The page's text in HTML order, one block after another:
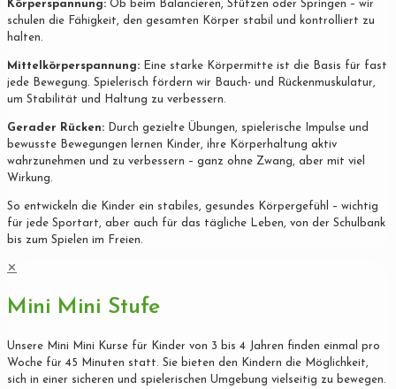
Körperspannung: Ob beim Balancieren, Stützen oder Springen – wir
schulen die Fähigkeit, den gesamten Körper stabil und kontrolliert zu
halten.
Mittelkörperspannung: Eine starke Körpermitte ist die Basis für fast
jede Bewegung. Spielerisch fördern wir Bauch- und Rückenmuskulatur,
um Stabilität und Haltung zu verbessern.
Gerader Rücken: Durch gezielte Übungen, spielerische Impulse und
bewusste Bewegungen lernen Kinder, ihre Körperhaltung aktiv
wahrzunehmen und zu verbessern – ganz ohne Zwang, aber mit viel
Wirkung.
So entwickeln die Kinder ein stabiles, gesundes Körpergefühl – wichtig
für jede Sportart, aber auch für das tägliche Leben, von der Schulbank
bis zum Spielen im Freien.
✕
Mini Mini Stufe
Unsere Mini Mini Kurse für Kinder von 3 bis 4 Jahren finden einmal pro
Woche für 45 Minuten statt. Sie bieten den Kindern die Möglichkeit,
sich in einer sicheren und spielerischen Umgebung vielseitig zu bewegen.